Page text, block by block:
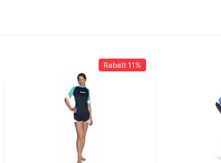
Rabatt 11%